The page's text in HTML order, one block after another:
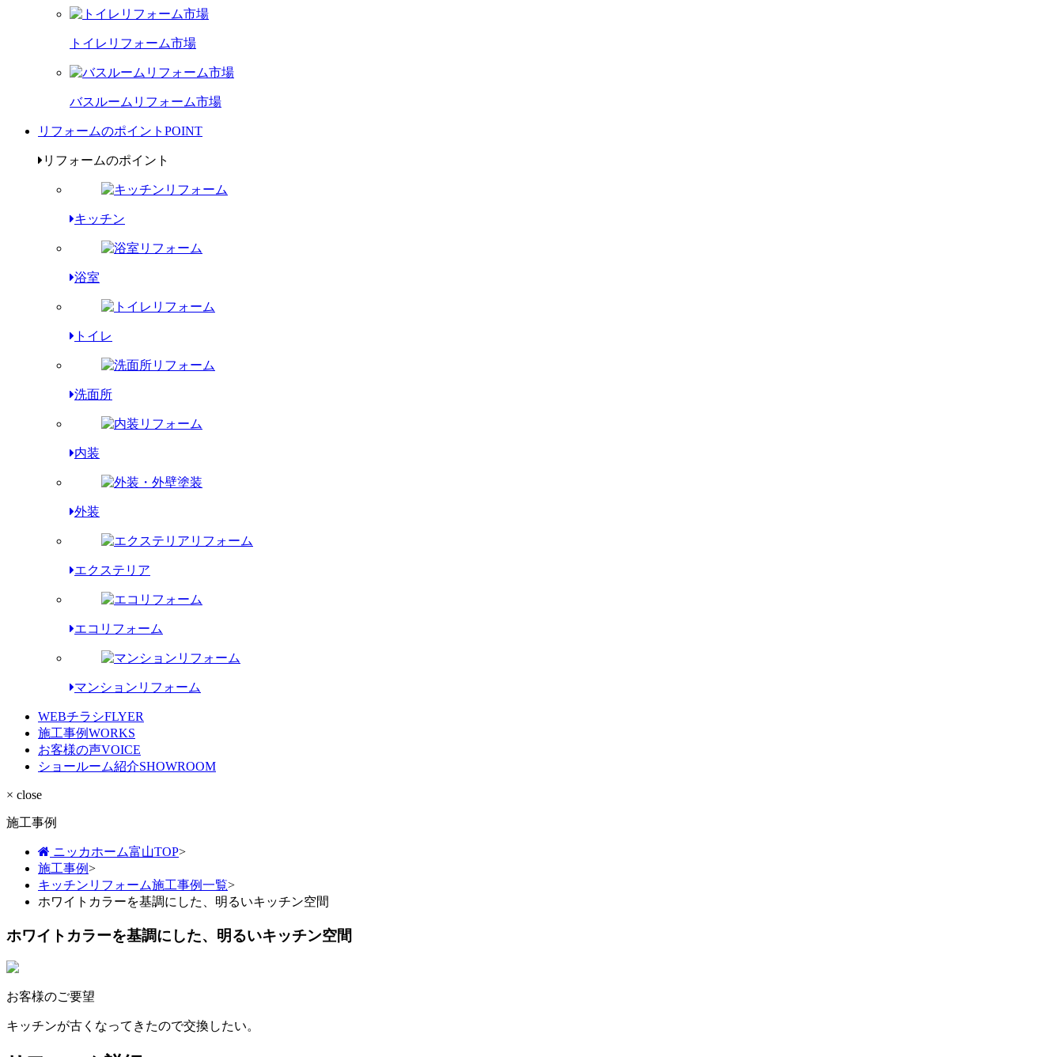
トイレリフォーム市場
バスルームリフォーム市場
リフォームのポイント POINT
リフォームのポイント
キッチン
浴室
トイレ
洗面所
内装
外装
エクステリア
エコリフォーム
マンションリフォーム
WEBチラシFLYER
施工事例WORKS
お客様の声VOICE
ショールーム紹介SHOWROOM
× close
施工事例
ニッカホーム富山TOP>
施工事例>
キッチンリフォーム施工事例一覧>
ホワイトカラーを基調にした、明るいキッチン空間
ホワイトカラーを基調にした、明るいキッチン空間
お客様のご要望
キッチンが古くなってきたので交換したい。